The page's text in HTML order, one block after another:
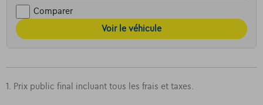
Comparer
Voir le véhicule
1. Prix public final incluant tous les frais et taxes.